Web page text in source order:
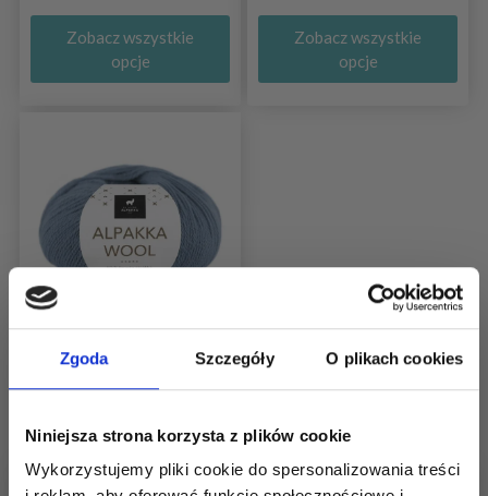
Zgoda Szczegóły O plikach cookies
Niniejsza strona korzysta z plików cookie
Wykorzystujemy pliki cookie do spersonalizowania treści
Zobacz wszystkie
opcje
Zobacz wszystkie
opcje
DU STORE ALPAKKA
60% Finest alpaca / 40%
25,85 zł